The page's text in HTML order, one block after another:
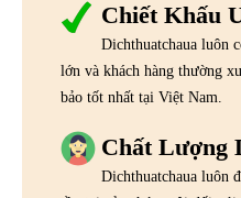
Chiết Khấu
Dichthuatchaua luôn
lớn và khách hàng thường
bảo tốt nhất tại Việt Nam.
Chất Lượng
Dichthuatchaua luôn